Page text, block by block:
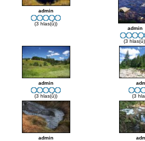
admin
(3 hlas(ů))
admin
(3
admin
(3 hlas(ů)) (3
admin